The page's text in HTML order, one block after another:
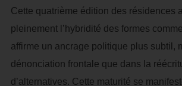
Cette quatrième édition des résidences
pleinement l’hybridité des formes
affirme un ancrage politique plus subtil,
dénonciation frontale que dans la
d’alternatives. Cette maturité se